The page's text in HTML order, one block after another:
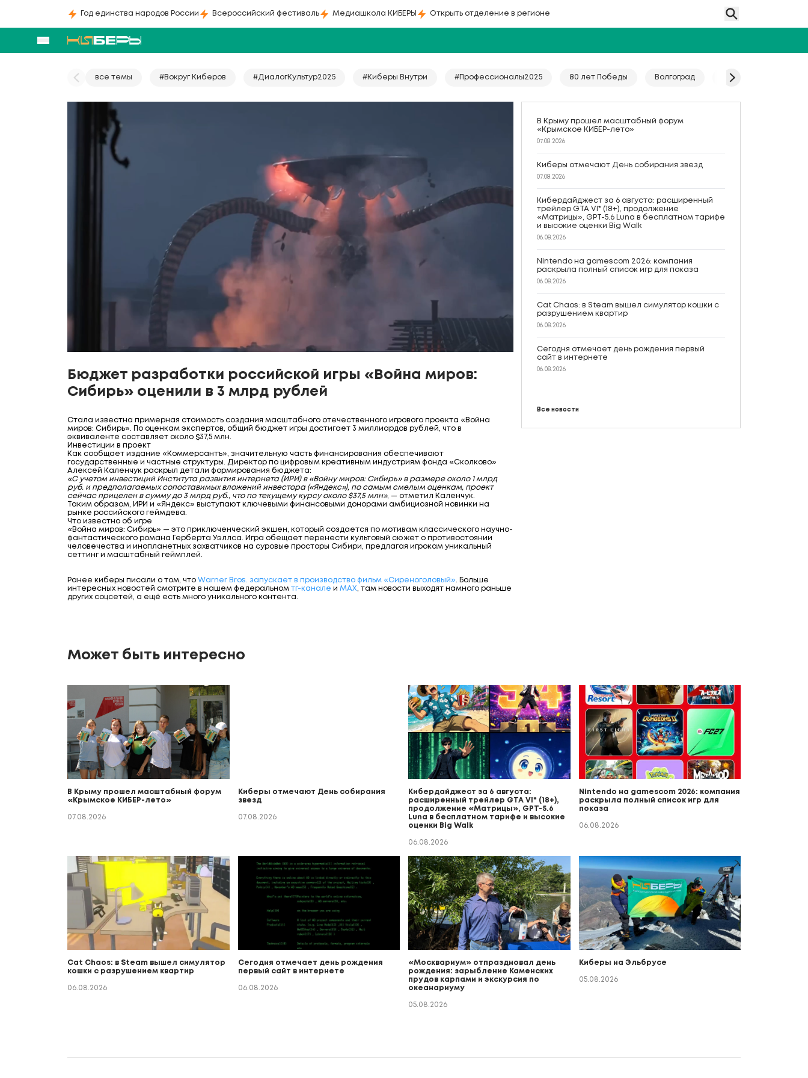
Год единства народов России Всероссийский фестиваль Медиашкола КИБЕРЫ Открыть отделение в регионе
все темы #Вокруг Киберов #ДиалогКультур2025 #Киберы Внутри #Профессионалы2025 80 лет Победы Волгоград Гайд
Бюджет разработки российской игры «Война миров:
Сибирь» оценили в 3 млрд рублей
Стала известна примерная стоимость создания масштабного отечественного игрового проекта «Война
миров: Сибирь». По оценкам экспертов, общий бюджет игры достигает 3 миллиардов рублей, что в
эквиваленте составляет около $37,5 млн.
Инвестиции в проект
Как сообщает издание «Коммерсантъ», значительную часть финансирования обеспечивают
государственные и частные структуры. Директор по цифровым креативным индустриям фонда «Сколково»
Алексей Каленчук раскрыл детали формирования бюджета:
«С учетом инвестиций Института развития интернета (ИРИ) в «Войну миров: Сибирь» в размере около 1 млрд
руб. и предполагаемых сопоставимых вложений инвестора («Яндекс»), по самым смелым оценкам, проект
сейчас прицелен в сумму до 3 млрд руб., что по текущему курсу около $37,5 млн», — отметил Каленчук.
Таким образом, ИРИ и «Яндекс» выступают ключевыми финансовыми донорами амбициозной новинки на
рынке российского геймдева.
Что известно об игре
«Война миров: Сибирь» — это приключенческий экшен, который создается по мотивам классического научно-
фантастического романа Герберта Уэллса. Игра обещает перенести культовый сюжет о противостоянии
человечества и инопланетных захватчиков на суровые просторы Сибири, предлагая игрокам уникальный
сеттинг и масштабный геймплей.
Ранее киберы писали о том, что Warner Bros. запускает в производство фильм «Сиреноголовый». Больше
интересных новостей смотрите в нашем федеральном тг-канале и МАХ, там новости выходят намного раньше
других соцсетей, а ещё есть много уникального контента.
Может быть интересно
В Крыму прошел масштабный форум
«Крымское КИБЕР-лето»
07.08.2026
Киберы отмечают День собирания
звезд
07.08.2026
Кибердайджест за 6 августа:
расширенный трейлер GTA VI* (18+),
продолжение «Матрицы», GPT-5.6
Luna в бесплатном тарифе и высокие
оценки Big Walk
06.08.2026
Nintendo на gamescom 2026: компания
раскрыла полный список игр для
показа
06.08.2026
Cat Chaos: в Steam вышел симулятор
кошки с разрушением квартир
06.08.2026
Сегодня отмечает день рождения
первый сайт в интернете
06.08.2026
«Москвариум» отпраздновал день
рождения: зарыбление Каменских
прудов карпами и экскурсия по
океанариуму
05.08.2026
Киберы на Эльбрусе
05.08.2026
В Крыму прошел масштабный форум
«Крымское КИБЕР-лето»
07.08.2026
Киберы отмечают День собирания звезд
07.08.2026
Кибердайджест за 6 августа: расширенный
трейлер GTA VI* (18+), продолжение
«Матрицы», GPT-5.6 Luna в бесплатном тарифе
и высокие оценки Big Walk
06.08.2026
Nintendo на gamescom 2026: компания
раскрыла полный список игр для показа
06.08.2026
Cat Chaos: в Steam вышел симулятор кошки с
разрушением квартир
06.08.2026
Сегодня отмечает день рождения первый
сайт в интернете
06.08.2026
Все новости